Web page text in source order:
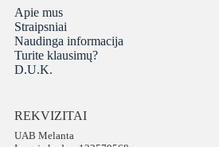
Apie mus
Straipsniai
Naudinga informacija
Turite klausimų?
D.U.K.
REKVIZITAI
UAB Melanta